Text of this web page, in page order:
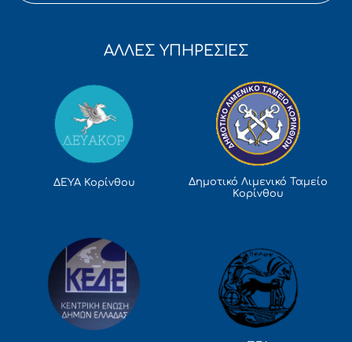
ΑΛΛΕΣ ΥΠΗΡΕΣΙΕΣ
ΔΕΥΑ Κορίνθου
Δημοτικό Λιμενικό Ταμείο
Κορίνθου